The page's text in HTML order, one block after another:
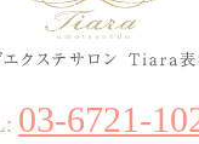
03-6721-